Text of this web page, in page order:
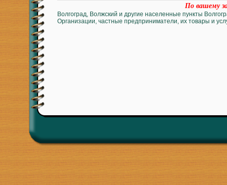
По вашему
Волгоград, Волжский и другие населенные пункты
Организации, частные предприниматели, их товары и